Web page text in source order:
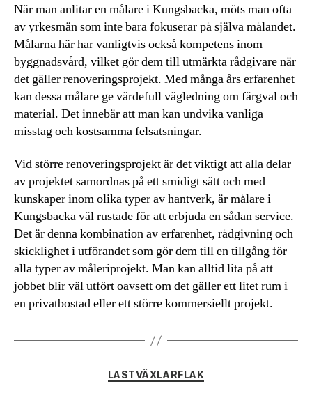
När man anlitar en målare i Kungsbacka, möts man ofta
av yrkesmän som inte bara fokuserar på själva målandet.
Målarna här har vanligtvis också kompetens inom
byggnadsvård, vilket gör dem till utmärkta rådgivare när
det gäller renoveringsprojekt. Med många års erfarenhet
kan dessa målare ge värdefull vägledning om färgval och
material. Det innebär att man kan undvika vanliga
misstag och kostsamma felsatsningar.
Vid större renoveringsprojekt är det viktigt att alla delar
av projektet samordnas på ett smidigt sätt och med
kunskaper inom olika typer av hantverk, är målare i
Kungsbacka väl rustade för att erbjuda en sådan service.
Det är denna kombination av erfarenhet, rådgivning och
skicklighet i utförandet som gör dem till en tillgång för
alla typer av måleriprojekt. Man kan alltid lita på att
jobbet blir väl utfört oavsett om det gäller ett litet rum i
en privatbostad eller ett större kommersiellt projekt.
Kategorier
LASTVÄXLARFLAK